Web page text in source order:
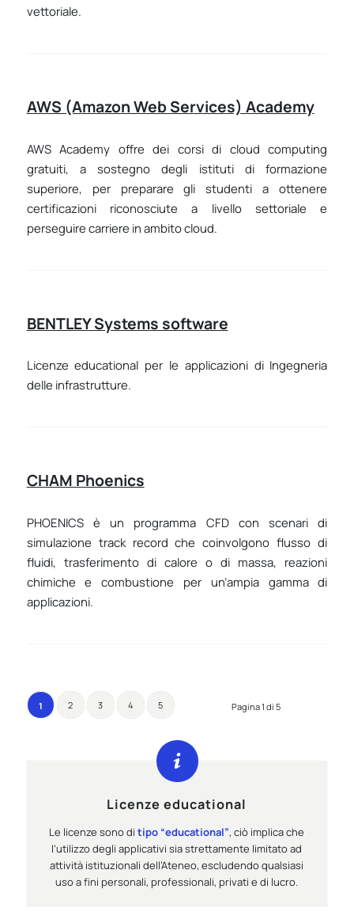
vettoriale.
AWS (Amazon Web Services) Academy
AWS Academy offre dei corsi di cloud computing
gratuiti, a sostegno degli istituti di formazione
superiore, per preparare gli studenti a ottenere
certificazioni riconosciute a livello settoriale e
perseguire carriere in ambito cloud.
BENTLEY Systems software
Licenze educational per le applicazioni di Ingegneria
delle infrastrutture.
CHAM Phoenics
PHOENICS è un programma CFD con scenari di
simulazione track record che coinvolgono flusso di
fluidi, trasferimento di calore o di massa, reazioni
chimiche e combustione per un’ampia gamma di
applicazioni.
Pagina 1 di 5
1 2 3 4 5
Licenze educational
Le licenze sono ditipo “educational”, ciò implica che
l’utilizzo degli applicativi sia strettamente limitato ad
attività istituzionali dell’Ateneo, escludendo qualsiasi
uso a fini personali, professionali, privati e di lucro.